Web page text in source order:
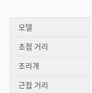
모델
초점 거리
조리개
근접 거리